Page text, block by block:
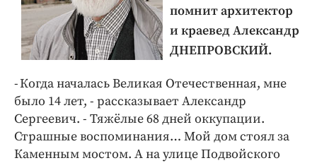
Происшествия
Спорт
Экономика и бизнес
ПРОЕКТЫ
Блоги
Издания
Медиаперсона
помнит архитектор
и краевед Александр
ДНЕПРОВСКИЙ.
- Когда началась Великая Отечественная, мне
было 14 лет, - рассказывает Александр
Сергеевич. - Тяжёлые 68 дней оккупации.
Страшные воспоминания… Мой дом стоял за
Каменным мостом. А на улице Подвойского